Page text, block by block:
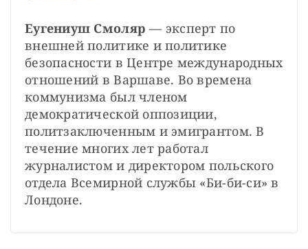
Еугениуш Смоляр — эксперт по
внешней политике и политике
безопасности в Центре международных
отношений в Варшаве. Во времена
коммунизма был членом
демократической оппозиции,
политзаключенным и эмигрантом. В
течение многих лет работал
журналистом и директором польского
отдела Всемирной службы «Би-би-си» в
Лондоне.